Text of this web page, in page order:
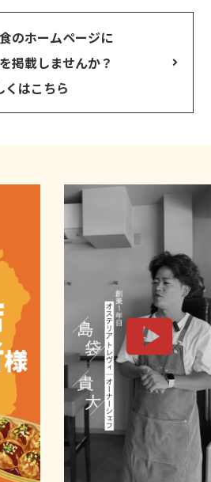
のホームページに
掲載しませんか？
くはこちら